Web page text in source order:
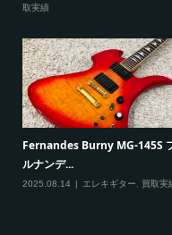
Paul Reed Smith（PRS） SE
Mark T...
2025.08.08